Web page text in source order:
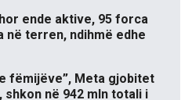
ende aktive, 95 forca
në terren, ndihmë edhe
fëmijëve”, Meta gjobitet
shkon në 942 mln totali i